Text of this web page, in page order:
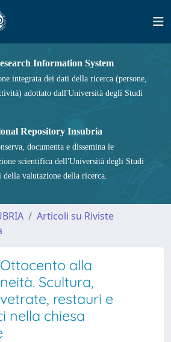
Information System
integrata dei dati della ricerca (persone,
adottato dall'Università degli Studi
Repository Insubria
documenta e dissemina le
scientifica dell'Università degli Studi
valutazione della ricerca.
Articoli su Riviste
alla
Scultura,
restauri e
nella chiesa